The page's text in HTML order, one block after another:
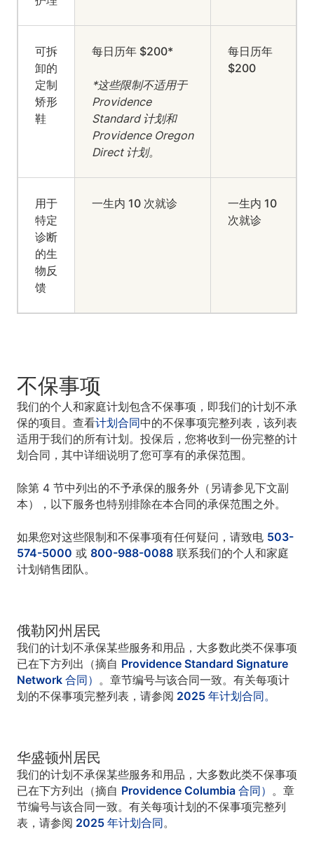
可拆
卸的
定制
矫形
鞋
每日历年 $200*
*这些限制不适用于
Providence
Standard 计划和
Providence Oregon
Direct 计划。
每日历年
$200
用于
特定
诊断
的生
物反
馈
一生内 10 次就诊
一生内 10
次就诊
不保事项
我们的个人和家庭计划包含不保事项，即我们的计划不承
保的项目。查看计划合同中的不保事项完整列表，该列表
适用于我们的所有计划。投保后，您将收到一份完整的计
划合同，其中详细说明了您可享有的承保范围。
除第 4 节中列出的不予承保的服务外（另请参见下文副
本），以下服务也特别排除在本合同的承保范围之外。
如果您对这些限制和不保事项有任何疑问，请致电 503-
574-5000 或 800-988-0088 联系我们的个人和家庭
计划销售团队。
俄勒冈州居民
我们的计划不承保某些服务和用品，大多数此类不保事项
已在下方列出（摘自 Providence Standard Signature
Network 合同） 。章节编号与该合同一致。有关每项计
划的不保事项完整列表，请参阅 2025 年计划合同。
华盛顿州居民
我们的计划不承保某些服务和用品，大多数此类不保事项
已在下方列出（摘自 Providence Columbia 合同） 。章
节编号与该合同一致。有关每项计划的不保事项完整列
表，请参阅 2025 年计划合同。